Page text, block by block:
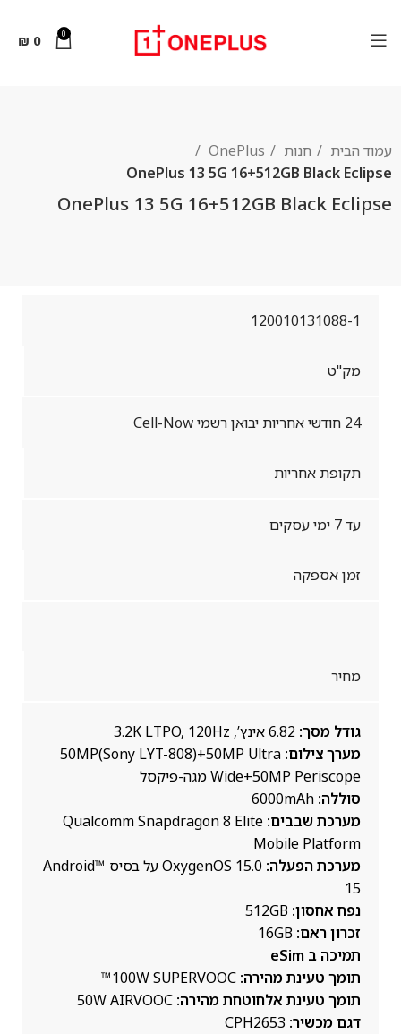
0
₪ 0
עמוד הבית חנות
OnePlus
OnePlus 13 5G 16+512GB Black Eclipse
OnePlus 13 5G 16+512GB Black Eclipse
מק"ט
120010131088-1
תקופת אחריות
24 חודשי אחריות יבואן רשמי Cell-Now
זמן אספקה
עד 7 ימי עסקים
מחיר
גודל מסך: 6.82 אינץ’, 3.2K LTPO, 120Hz
מערך צילום: 50MP(Sony LYT-808)+50MP Ultra
Wide+50MP Periscope מגה-פיקסל
סוללה: 6000mAh
מערכת שבבים: Qualcomm Snapdragon 8 Elite
Mobile Platform
מערכת הפעלה:
OxygenOS 15.0 על בסיס Android™
15
נפח אחסון:
זכרון ראם:
תמיכה ב eSim
תומך טעינת מהירה: 100W SUPERVOOC™
תומך טעינת אלחוטחת מהירה:50W AIRVOOC
דגם מכשיר: CPH2653